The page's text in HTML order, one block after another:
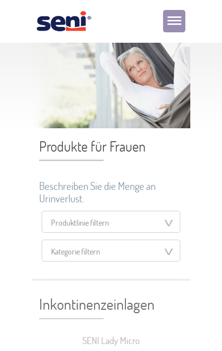
Produkte für Frauen
Beschreiben Sie die Menge an
Urinverlust.
Produktlinie filtern
Kategorie filtern
Inkontinenzeinlagen
SENI Lady Micro